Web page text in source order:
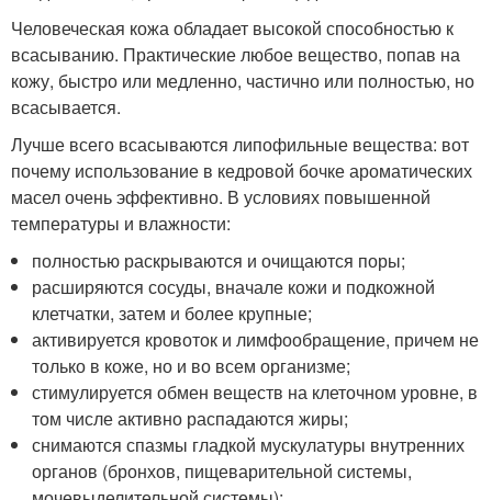
Человеческая кожа обладает высокой способностью к
всасыванию. Практические любое вещество, попав на
кожу, быстро или медленно, частично или полностью, но
всасывается.
Лучше всего всасываются липофильные вещества: вот
почему использование в кедровой бочке ароматических
масел очень эффективно. В условиях повышенной
температуры и влажности:
полностью раскрываются и очищаются поры;
расширяются сосуды, вначале кожи и подкожной
клетчатки, затем и более крупные;
активируется кровоток и лимфообращение, причем не
только в коже, но и во всем организме;
стимулируется обмен веществ на клеточном уровне, в
том числе активно распадаются жиры;
снимаются спазмы гладкой мускулатуры внутренних
органов (бронхов, пищеварительной системы,